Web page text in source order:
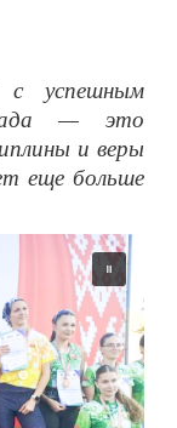
с успешным
— это
и веры
еще больше